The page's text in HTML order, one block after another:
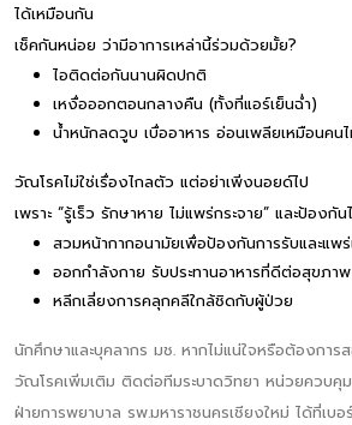
ได้เหมือนกัน
เช็คกันหน่อย ว่ามีอาการเหล่านี้ร่วมด้วยมั้ย?
ไอติดต่อกันนานผิดปกติ
เหงื่อออกตอนกลางคืน (ทั้งที่แอร์เย็นฉ่ำ)
น้ำหนักลดวูบ เบื่ออาหาร อ่อนเพลียเหมือนคน
วัณโรคไม่ใช่เรื่องไกลตัว แต่อย่าเพิ่งนอยด์ไป
เพราะ “รู้เร็ว รักษาหาย ไม่แพร่กระจาย” และป้องกั
สวมหน้ากากอนามัยเพื่อป้องกันการรับและแพร่
ออกกำลังกาย รับประทานอาหารที่ดีต่อสุขภา
หลีกเลี่ยงการคลุกคลีใกล้ชิดกับผู้ป่วย
นักศึกษาและบุคลากร มช. หากไม่แน่ใจหรือต้องการ
วัณโรคเพิ่มเติม ติดต่อทีมระบาดวิทยา หน่วยควบคุ
ฝ่ายการพยาบาล รพ.มหาราชนครเชียงใหม่ ได้ที่เ